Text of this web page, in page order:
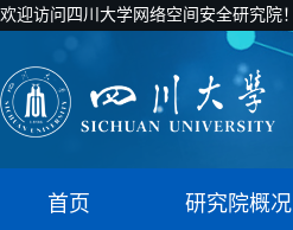
欢迎访问四川大学网络空间安全研究院！
首页 研究院概况